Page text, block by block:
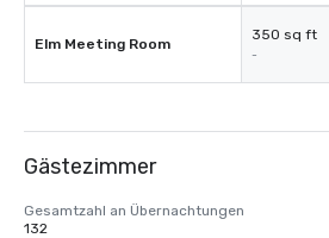
Elm Meeting Room
350 sq ft
-
Gästezimmer
Gesamtzahl an Übernachtungen
132